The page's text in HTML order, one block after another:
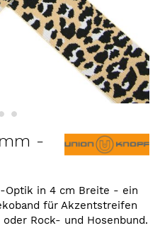
-
Optik in 4 cm Breite - ein
für Akzentstreifen
Rock- und Hosenbund.